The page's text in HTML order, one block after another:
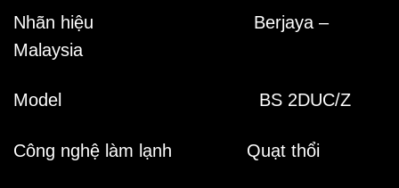
Nhãn hiệu Berjaya –
Malaysia
Model BS 2DUC/Z
Công nghệ làm lạnh Quạt thổi